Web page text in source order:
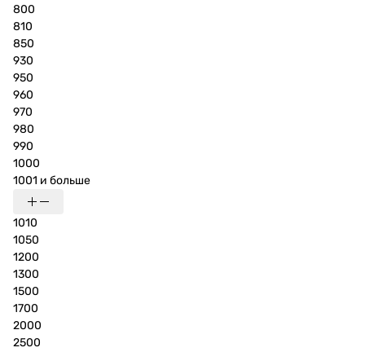
800
810
850
930
950
960
970
980
990
1000
1001 и больше
1010
1050
1200
1300
1500
1700
2000
2500